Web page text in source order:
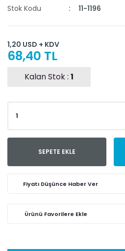
Stok Kodu
11-1196
1,20 USD + KDV
68,40 TL
Kalan Stok : 1
SEPETE EKLE
Fiyatı Düşünce Haber Ver